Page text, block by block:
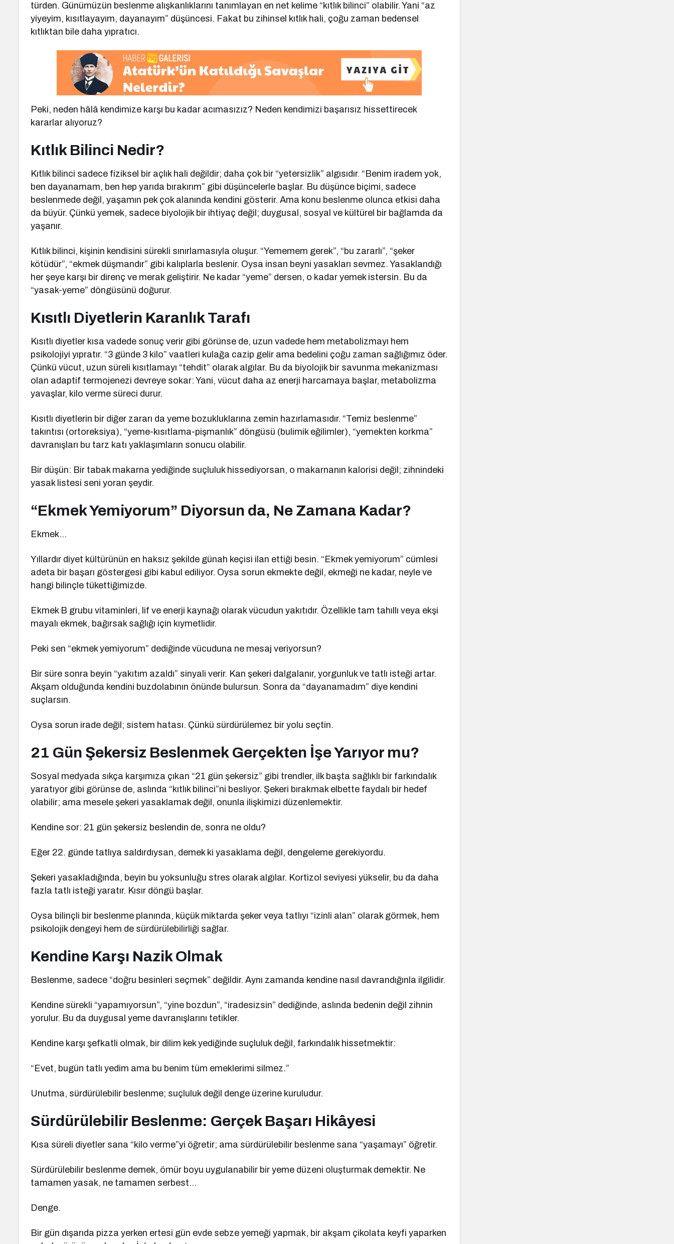
türden. Günümüzün beslenme alışkanlıklarını tanımlayan en net kelime “kıtlık bilinci” olabilir. Yani “az
yiyeyim, kısıtlayayım, dayanayım” düşüncesi. Fakat bu zihinsel kıtlık hali, çoğu zaman bedensel
kıtlıktan bile daha yıpratıcı.
Peki, neden hâlâ kendimize karşı bu kadar acımasızız? Neden kendimizi başarısız hissettirecek
kararlar alıyoruz?
Kıtlık Bilinci Nedir?
Kıtlık bilinci sadece fiziksel bir açlık hali değildir; daha çok bir “yetersizlik” algısıdır. “Benim iradem yok,
ben dayanamam, ben hep yarıda bırakırım” gibi düşüncelerle başlar. Bu düşünce biçimi, sadece
beslenmede değil, yaşamın pek çok alanında kendini gösterir. Ama konu beslenme olunca etkisi daha
da büyür. Çünkü yemek, sadece biyolojik bir ihtiyaç değil; duygusal, sosyal ve kültürel bir bağlamda da
yaşanır.
Kıtlık bilinci, kişinin kendisini sürekli sınırlamasıyla oluşur. “Yememem gerek”, “bu zararlı”, “şeker
kötüdür”, “ekmek düşmandır” gibi kalıplarla beslenir. Oysa insan beyni yasakları sevmez. Yasaklandığı
her şeye karşı bir direnç ve merak geliştirir. Ne kadar “yeme” dersen, o kadar yemek istersin. Bu da
“yasak-yeme” döngüsünü doğurur.
Kısıtlı Diyetlerin Karanlık Tarafı
Kısıtlı diyetler kısa vadede sonuç verir gibi görünse de, uzun vadede hem metabolizmayı hem
psikolojiyi yıpratır. “3 günde 3 kilo” vaatleri kulağa cazip gelir ama bedelini çoğu zaman sağlığımız öder.
Çünkü vücut, uzun süreli kısıtlamayı “tehdit” olarak algılar. Bu da biyolojik bir savunma mekanizması
olan adaptif termojenezi devreye sokar: Yani, vücut daha az enerji harcamaya başlar, metabolizma
yavaşlar, kilo verme süreci durur.
Kısıtlı diyetlerin bir diğer zararı da yeme bozukluklarına zemin hazırlamasıdır. “Temiz beslenme”
takıntısı (ortoreksiya), “yeme-kısıtlama-pişmanlık” döngüsü (bulimik eğilimler), “yemekten korkma”
davranışları bu tarz katı yaklaşımların sonucu olabilir.
Bir düşün: Bir tabak makarna yediğinde suçluluk hissediyorsan, o makarnanın kalorisi değil; zihnindeki
yasak listesi seni yoran şeydir.
“Ekmek Yemiyorum” Diyorsun da, Ne Zamana Kadar?
Ekmek…
Yıllardır diyet kültürünün en haksız şekilde günah keçisi ilan ettiği besin. “Ekmek yemiyorum” cümlesi
adeta bir başarı göstergesi gibi kabul ediliyor. Oysa sorun ekmekte değil, ekmeği ne kadar, neyle ve
hangi bilinçle tükettiğimizde.
Ekmek B grubu vitaminleri, lif ve enerji kaynağı olarak vücudun yakıtıdır. Özellikle tam tahıllı veya ekşi
mayalı ekmek, bağırsak sağlığı için kıymetlidir.
Peki sen “ekmek yemiyorum” dediğinde vücuduna ne mesaj veriyorsun?
Bir süre sonra beyin “yakıtım azaldı” sinyali verir. Kan şekeri dalgalanır, yorgunluk ve tatlı isteği artar.
Akşam olduğunda kendini buzdolabının önünde bulursun. Sonra da “dayanamadım” diye kendini
suçlarsın.
Oysa sorun irade değil; sistem hatası. Çünkü sürdürülemez bir yolu seçtin.
21 Gün Şekersiz Beslenmek Gerçekten İşe Yarıyor mu?
Sosyal medyada sıkça karşımıza çıkan “21 gün şekersiz” gibi trendler, ilk başta sağlıklı bir farkındalık
yaratıyor gibi görünse de, aslında “kıtlık bilinci”ni besliyor. Şekeri bırakmak elbette faydalı bir hedef
olabilir; ama mesele şekeri yasaklamak değil, onunla ilişkimizi düzenlemektir.
Kendine sor: 21 gün şekersiz beslendin de, sonra ne oldu?
Eğer 22. günde tatlıya saldırdıysan, demek ki yasaklama değil, dengeleme gerekiyordu.
Şekeri yasakladığında, beyin bu yoksunluğu stres olarak algılar. Kortizol seviyesi yükselir, bu da daha
fazla tatlı isteği yaratır. Kısır döngü başlar.
Oysa bilinçli bir beslenme planında, küçük miktarda şeker veya tatlıyı “izinli alan” olarak görmek, hem
psikolojik dengeyi hem de sürdürülebilirliği sağlar.
Kendine Karşı Nazik Olmak
Beslenme, sadece “doğru besinleri seçmek” değildir. Aynı zamanda kendine nasıl davrandığınla ilgilidir.
Kendine sürekli “yapamıyorsun”, “yine bozdun”, “iradesizsin” dediğinde, aslında bedenin değil zihnin
yorulur. Bu da duygusal yeme davranışlarını tetikler.
Kendine karşı şefkatli olmak, bir dilim kek yediğinde suçluluk değil, farkındalık hissetmektir:
“Evet, bugün tatlı yedim ama bu benim tüm emeklerimi silmez.”
Unutma, sürdürülebilir beslenme; suçluluk değil denge üzerine kuruludur.
Sürdürülebilir Beslenme: Gerçek Başarı Hikâyesi
Kısa süreli diyetler sana “kilo verme”yi öğretir; ama sürdürülebilir beslenme sana “yaşamayı” öğretir.
Sürdürülebilir beslenme demek, ömür boyu uygulanabilir bir yeme düzeni oluşturmak demektir. Ne
tamamen yasak, ne tamamen serbest…
Denge.
Bir gün dışarıda pizza yerken ertesi gün evde sebze yemeği yapmak, bir akşam çikolata keyfi yaparken